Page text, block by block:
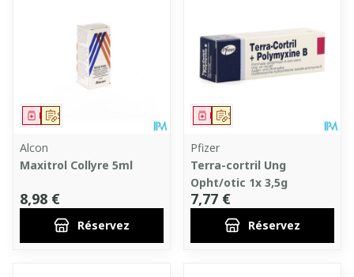
Sur prescription
Médicament
Alcon
Maxitrol Collyre 5ml
8,98 €
Réservez
Sur prescription
Médicament
Pfizer
Terra-cortril Ung
Opht/otic 1x 3,5g
7,77 €
Réservez